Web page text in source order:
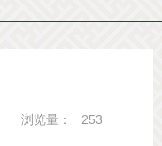
浏览量： 253